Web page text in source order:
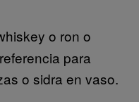
o ron o
para
o sidra en vaso.